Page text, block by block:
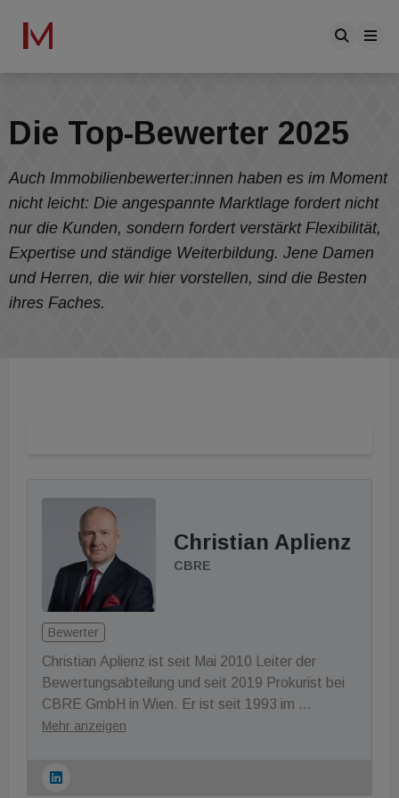
Die Top-Bewerter 2025
Auch Immobilienbewerter:innen haben es im Moment
nicht leicht: Die angespannte Marktlage fordert nicht
nur die Kunden, sondern fordert verstärkt Flexibilität,
Expertise und ständige Weiterbildung. Jene Damen
und Herren, die wir hier vorstellen, sind die Besten
ihres Faches.
Christian Aplienz
CBRE
Bewerter
Christian Aplienz ist seit Mai 2010 Leiter der
Bewertungsabteilung und seit 2019 Prokurist bei
CBRE GmbH in Wien. Er ist seit 1993 im
Immobilienbereich tätig und startete seine
Immobilienberater und wechselte danach – mit
Mehr anzeigen